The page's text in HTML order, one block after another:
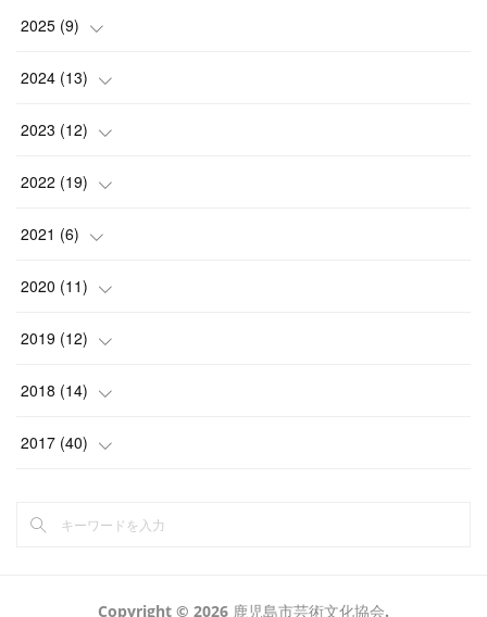
(1
(3)
(2)
(1)
2025 (9)
(1)
(3)
(1)
(4
2024 (13)
(1)
(5)
(1
( 2)
( 2)
2023 (12)
(2)
(1
( 4)
(1)
( 2)
2022 (19)
(2
( 3)
(2)
( 3)
( 3)
(2)
2021 (6)
( 2)
(1)
( 1)
(2)
2020 (11)
(3)
(1)
(1)
2019 (12)
(1)
(1)
2018 (14)
(2)
2017 (40)
Copyright © 2026 鹿児島市芸術文化協会.